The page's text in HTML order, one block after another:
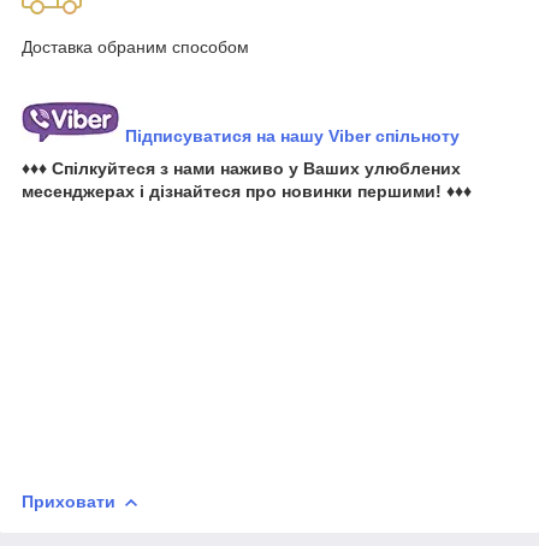
Доставка обраним способом
Підписуватися на нашу Viber спільноту
♦♦♦ Спілкуйтеся з нами наживо у Ваших улюблених
месенджерах і дізнайтеся про новинки першими! ♦♦♦
Приховати